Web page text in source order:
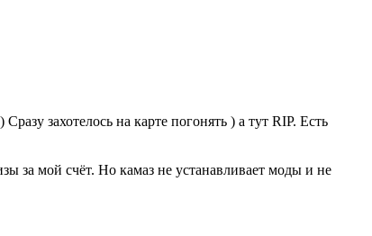
захотелось на карте погонять ) а тут RIP. Есть
за мой счёт. Но камаз не устанавливает моды и не